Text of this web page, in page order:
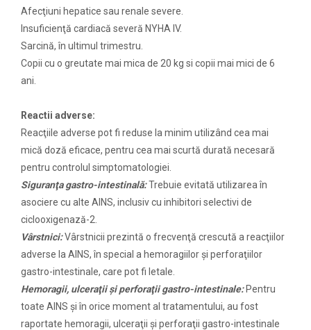
Afecţiuni hepatice sau renale severe.
Insuficienţă cardiacă severă NYHA IV.
Sarcină, în ultimul trimestru.
Copii cu o greutate mai mica de 20 kg si copii mai mici de 6
ani.
Reactii adverse:
Reacţiile adverse pot fi reduse la minim utilizând cea mai
mică doză eficace, pentru cea mai scurtă durată necesară
pentru controlul simptomatologiei.
Siguranţa gastro-intestinală:Trebuie evitată utilizarea în
asociere cu alte AINS, inclusiv cu inhibitori selectivi de
ciclooxigenază-2.
Vârstnici:Vârstnicii prezintă o frecvenţă crescută a reacţiilor
adverse la AINS, în special a hemoragiilor şi perforaţiilor
gastro-intestinale, care pot fi letale.
Hemoragii, ulceraţii şi perforaţii gastro-intestinale: Pentru
toate AINS şi în orice moment al tratamentului, au fost
raportate hemoragii, ulceraţii şi perforaţii gastro-intestinale